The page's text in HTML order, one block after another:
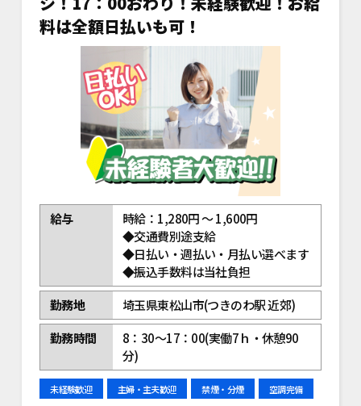
料は全額日払いも可！
給与
時給：1,280円 ～ 1,600円
◆交通費別途支給
◆日払い・週払い・月払い選べます
◆振込手数料は当社負担
勤務地
埼玉県東松山市(つきのわ駅 近郊)
勤務時間
8：30～17：00(実働7ｈ・休憩90
分)
未経験歓迎 主婦・主夫歓迎 禁煙・分煙 空調完備